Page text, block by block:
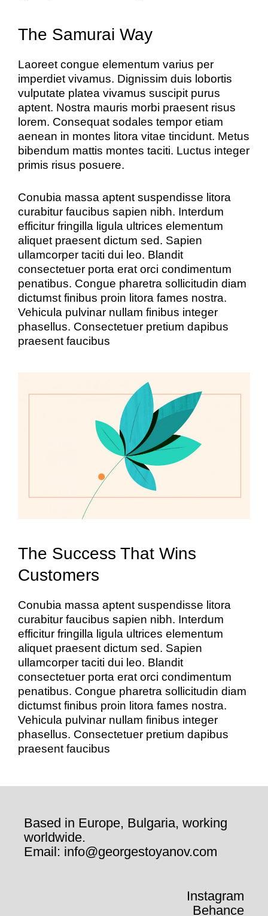
The Samurai Way
Laoreet congue elementum varius per
imperdiet vivamus. Dignissim duis lobortis
vulputate platea vivamus suscipit purus
aptent. Nostra mauris morbi praesent risus
lorem. Consequat sodales tempor etiam
aenean in montes litora vitae tincidunt. Metus
bibendum mattis montes taciti. Luctus integer
primis risus posuere.
Conubia massa aptent suspendisse litora
curabitur faucibus sapien nibh. Interdum
efficitur fringilla ligula ultrices elementum
aliquet praesent dictum sed. Sapien
ullamcorper taciti dui leo. Blandit
consectetuer porta erat orci condimentum
penatibus. Congue pharetra sollicitudin diam
dictumst finibus proin litora fames nostra.
Vehicula pulvinar nullam finibus integer
phasellus. Consectetuer pretium dapibus
praesent faucibus
The Success That Wins
Customers
Conubia massa aptent suspendisse litora
curabitur faucibus sapien nibh. Interdum
efficitur fringilla ligula ultrices elementum
aliquet praesent dictum sed. Sapien
ullamcorper taciti dui leo. Blandit
consectetuer porta erat orci condimentum
penatibus. Congue pharetra sollicitudin diam
dictumst finibus proin litora fames nostra.
Vehicula pulvinar nullam finibus integer
phasellus. Consectetuer pretium dapibus
praesent faucibus
Based in Europe, Bulgaria, working
worldwide.
Email: info@georgestoyanov.com
Instagram
Behance